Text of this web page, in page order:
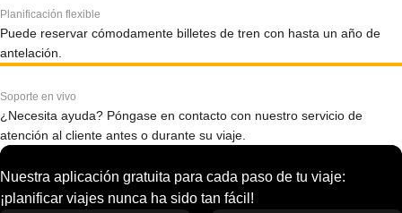
Planificación flexible
Puede reservar cómodamente billetes de tren con hasta un año de
antelación.
Soporte en vivo
¿Necesita ayuda? Póngase en contacto con nuestro servicio de
atención al cliente antes o durante su viaje.
Nuestra aplicación gratuita para cada paso de tu viaje:
¡planificar viajes nunca ha sido tan fácil!